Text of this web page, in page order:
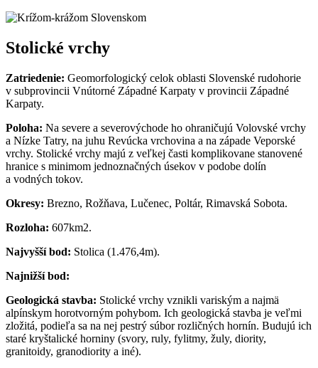
Stolické vrchy
Zatriedenie: Geomorfologický celok oblasti Slovenské rudohorie
v subprovincii Vnútorné Západné Karpaty v provincii Západné
Karpaty.
Poloha: Na severe a severovýchode ho ohraničujú Volovské vrchy
a Nízke Tatry, na juhu Revúcka vrchovina a na západe Veporské
vrchy. Stolické vrchy majú z veľkej časti komplikovane stanovené
hranice s minimom jednoznačných úsekov v podobe dolín
a vodných tokov.
Okresy: Brezno, Rožňava, Lučenec, Poltár, Rimavská Sobota.
Rozloha: 607km2.
Najvyšší bod: Stolica (1.476,4m).
Najnižší bod:
Geologická stavba: Stolické vrchy vznikli variským a najmä
alpínskym horotvorným pohybom. Ich geologická stavba je veľmi
zložitá, podieľa sa na nej pestrý súbor rozličných hornín. Budujú ich
staré kryštalické horniny (svory, ruly, fylitmy, žuly, diority,
granitoidy, granodiority a iné).